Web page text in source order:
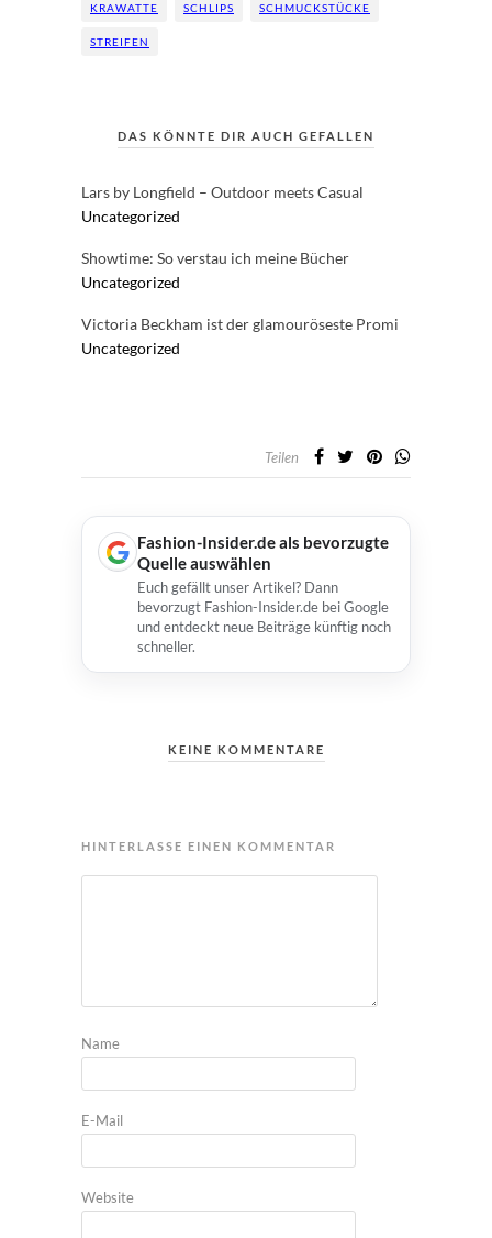
KRAWATTE SCHLIPS SCHMUCKSTÜCKE
STREIFEN
DAS KÖNNTE DIR AUCH GEFALLEN
Lars by Longfield – Outdoor meets Casual
Uncategorized
Showtime: So verstau ich meine Bücher
Uncategorized
Victoria Beckham ist der glamouröseste Promi
Uncategorized
Teilen
Fashion-Insider.de als bevorzugte
Quelle auswählen
Euch gefällt unser Artikel? Dann
bevorzugt Fashion-Insider.de bei Google
und entdeckt neue Beiträge künftig noch
schneller.
KEINE KOMMENTARE
HINTERLASSE EINEN KOMMENTAR
Name
E-Mail
Website